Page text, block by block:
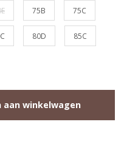
75B 75C
80D 85C
aan winkelwagen